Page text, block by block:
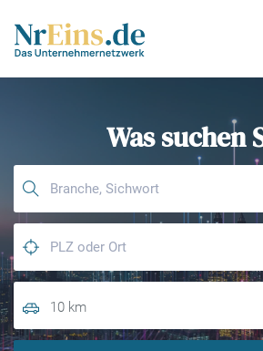
Was suchen
10 km